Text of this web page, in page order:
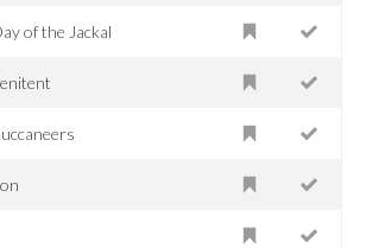
of the Jackal